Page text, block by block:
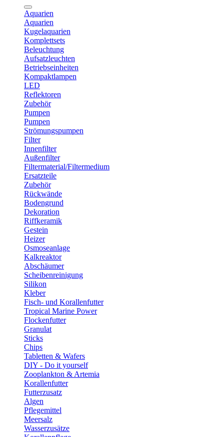
Aquarien
Aquarien
Kugelaquarien
Komplettsets
Beleuchtung
Aufsatzleuchten
Betriebseinheiten
Kompaktlampen
LED
Reflektoren
Zubehör
Pumpen
Pumpen
Strömungspumpen
Filter
Innenfilter
Außenfilter
Filtermaterial/Filtermedium
Ersatzteile
Zubehör
Rückwände
Bodengrund
Dekoration
Riffkeramik
Gestein
Heizer
Osmoseanlage
Kalkreaktor
Abschäumer
Scheibenreinigung
Silikon
Kleber
Fisch- und Korallenfutter
Tropical Marine Power
Flockenfutter
Granulat
Sticks
Chips
Tabletten & Wafers
DIY - Do it yourself
Zooplankton & Artemia
Korallenfutter
Futterzusatz
Algen
Pflegemittel
Meersalz
Wasserzusätze